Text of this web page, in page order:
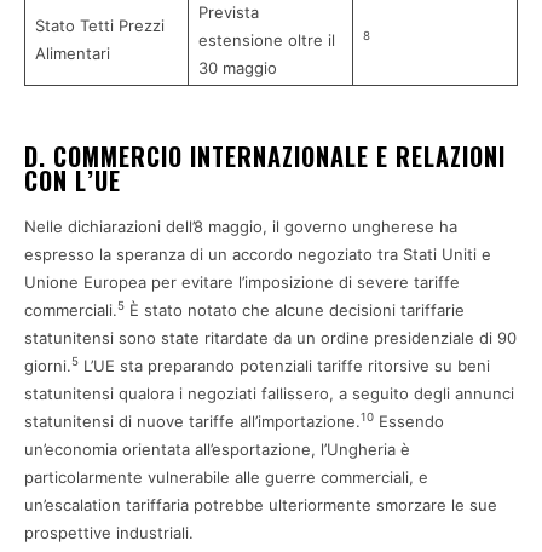
Stato Tetti Prezzi
Alimentari
Prevista
estensione oltre il
30 maggio
8
D. COMMERCIO INTERNAZIONALE E RELAZIONI
CON L’UE
Nelle dichiarazioni dell’8 maggio, il governo ungherese ha
espresso la speranza di un accordo negoziato tra Stati Uniti e
Unione Europea per evitare l’imposizione di severe tariffe
commerciali.5 È stato notato che alcune decisioni tariffarie
statunitensi sono state ritardate da un ordine presidenziale di 90
giorni.5 L’UE sta preparando potenziali tariffe ritorsive su beni
statunitensi qualora i negoziati fallissero, a seguito degli annunci
statunitensi di nuove tariffe all’importazione.10 Essendo
un’economia orientata all’esportazione, l’Ungheria è
particolarmente vulnerabile alle guerre commerciali, e
un’escalation tariffaria potrebbe ulteriormente smorzare le sue
prospettive industriali.